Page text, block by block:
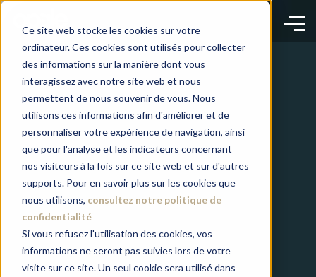
Ce site web stocke les cookies sur votre
ordinateur. Ces cookies sont utilisés pour collecter
des informations sur la manière dont vous
interagissez avec notre site web et nous
permettent de nous souvenir de vous. Nous
utilisons ces informations afin d'améliorer et de
personnaliser votre expérience de navigation, ainsi
que pour l'analyse et les indicateurs concernant
nos visiteurs à la fois sur ce site web et sur d'autres
supports. Pour en savoir plus sur les cookies que
nous utilisons, consultez notre politique de
confidentialité
Si vous refusez l'utilisation des cookies, vos
informations ne seront pas suivies lors de votre
visite sur ce site. Un seul cookie sera utilisé dans